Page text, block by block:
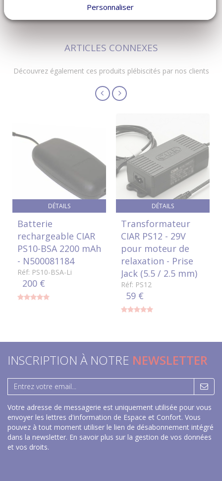
ARTICLES CONNEXES
Découvrez également ces produits plébiscités par nos clients
DÉTAILS
Batterie
rechargeable CIAR
PS10-BSA 2200 mAh
- N500081184
Réf: PS10-BSA-Li
200 €
DÉTAILS
Transformateur
CIAR PS12 - 29V
pour moteur de
relaxation - Prise
Jack (5.5 / 2.5 mm)
Réf: PS12
59 €
INSCRIPTION À NOTRE NEWSLETTER
Votre adresse de messagerie est uniquement utilisée pour vous
envoyer les lettres d'information de Espace et Confort. Vous
pouvez à tout moment utiliser le lien de désabonnement intégré
dans la newsletter. En savoir plus sur la gestion de vos données
et vos droits.
Personnaliser